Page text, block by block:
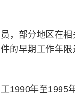
，部分地区在
的早期工作年
1990年至1995